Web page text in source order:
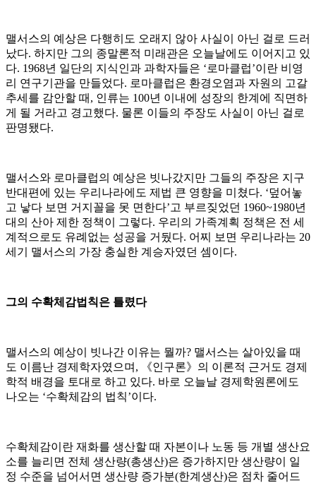
맬서스의 예상은 다행히도 오래지 않아 사실이 아닌 걸로 드러
났다. 하지만 그의 종말론적 미래관은 오늘날에도 이어지고 있
다. 1968년 일단의 지식인과 과학자들은 ‘로마클럽’이란 비영
리 연구기관을 만들었다. 로마클럽은 환경오염과 자원의 고갈
추세를 감안할 때, 인류는 100년 이내에 성장의 한계에 직면하
게 될 거라고 경고했다. 물론 이들의 주장도 사실이 아닌 걸로
판명됐다.
맬서스와 로마클럽의 예상은 빗나갔지만 그들의 주장은 지구
반대편에 있는 우리나라에도 제법 큰 영향을 미쳤다. ‘덮어놓
고 낳다 보면 거지꼴을 못 면한다’고 부르짖었던 1960~1980년
대의 산아 제한 정책이 그렇다. 우리의 가족계획 정책은 전 세
계적으로도 유례없는 성공을 거뒀다. 어찌 보면 우리나라는 20
세기 맬서스의 가장 충실한 계승자였던 셈이다.
그의 수확체감법칙은 틀렸다
맬서스의 예상이 빗나간 이유는 뭘까? 맬서스는 살아있을 때
도 이름난 경제학자였으며, 《인구론》의 이론적 근거도 경제
학적 배경을 토대로 하고 있다. 바로 오늘날 경제학원론에도
나오는 ‘수확체감의 법칙’이다.
수확체감이란 재화를 생산할 때 자본이나 노동 등 개별 생산요
소를 늘리면 전체 생산량(총생산)은 증가하지만 생산량이 일
정 수준을 넘어서면 생산량 증가분(한계생산)은 점차 줄어드